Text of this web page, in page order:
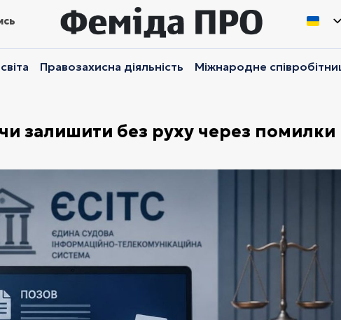
Правозахисна діяльність Міжнародне
залишити без руху через помилки